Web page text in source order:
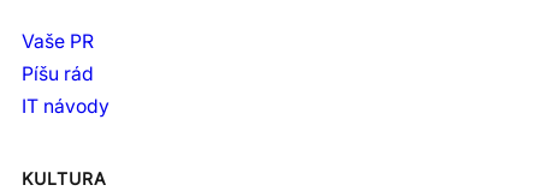
Vaše PR
Píšu rád
IT návody
KULTURA